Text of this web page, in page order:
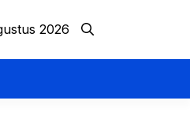
2026